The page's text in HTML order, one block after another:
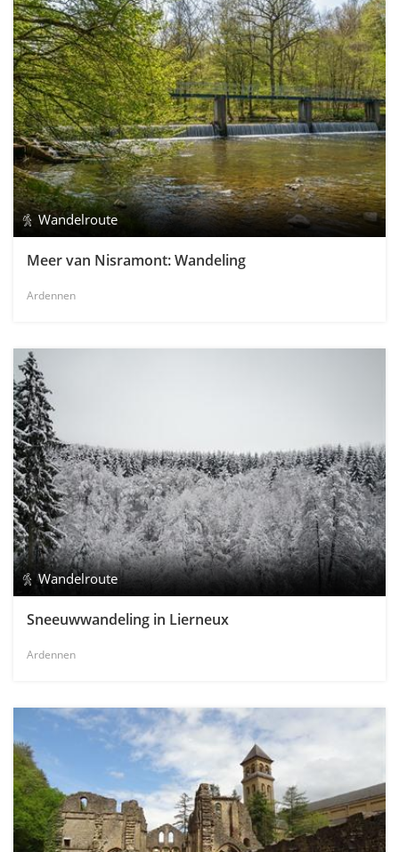
Wandelroute
Meer van Nisramont: Wandeling
Ardennen
Wandelroute
Sneeuwwandeling in Lierneux
Ardennen